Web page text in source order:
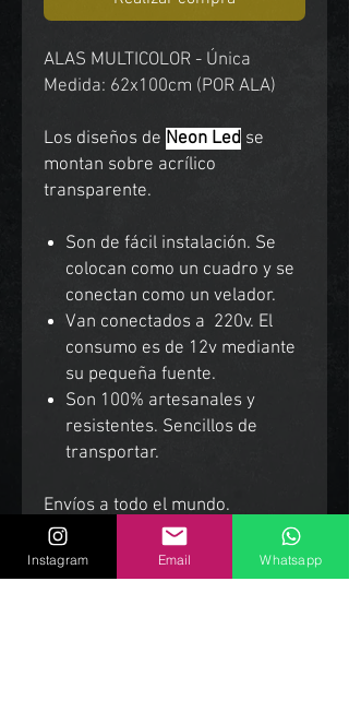
ALAS MULTICOLOR - Única
Medida: 62x100cm (POR ALA)
Los diseños de Neon Led se
montan sobre acrílico
transparente.
Son de fácil instalación. Se
colocan como un cuadro y se
conectan como un velador.
Van conectados a 220v. El
consumo es de 12v mediante
su pequeña fuente.
Son 100% artesanales y
resistentes. Sencillos de
transportar.
Envíos a todo el mundo.
Instagram Email Whatsapp